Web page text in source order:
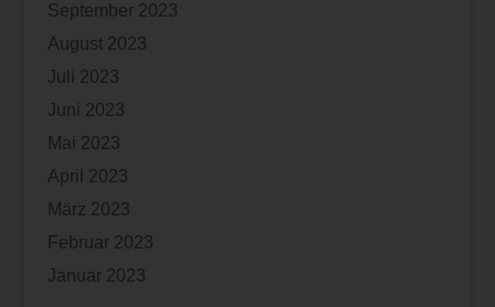
September 2023
August 2023
Juli 2023
Juni 2023
Mai 2023
April 2023
März 2023
Februar 2023
Januar 2023